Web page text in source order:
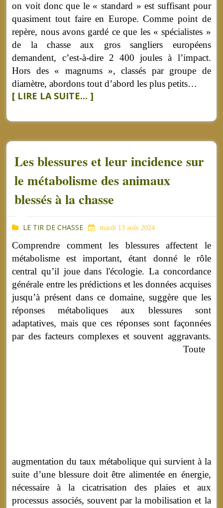
on voit donc que le « standard » est suffisant pour
quasiment tout faire en Europe. Comme point de
repère, nous avons gardé ce que les « spécialistes »
de la chasse aux gros sangliers européens
demandent, c’est-à-dire 2 400 joules à l’impact.
Hors des « magnums », classés par groupe de
diamètre, abordons tout d’abord les plus petits…
[ LIRE LA SUITE... ]
Les blessures et leur incidence sur
le métabolisme des animaux
blessés à la chasse
LE TIR DE CHASSE mardi 13 août 2024
Comprendre comment les blessures affectent le
métabolisme est important, étant donné le rôle
central qu’il joue dans l'écologie. La concordance
générale entre les prédictions et les données acquises
jusqu’à présent dans ce domaine, suggère que les
réponses métaboliques aux blessures sont
adaptatives, mais que ces réponses sont façonnées
par des facteurs complexes et souvent aggravants.
Toute
augmentation du taux métabolique qui survient à la
suite d’une blessure doit être alimentée en énergie,
nécessaire à la cicatrisation des plaies et aux
processus associés, souvent par la mobilisation et la